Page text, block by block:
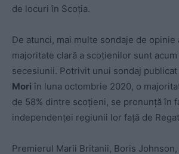
de locuri în Scoția.
De atunci, mai multe sondaje de opinie
majoritate clară a scoțienilor sunt
secesiunii. Potrivit unui sondaj
Mori în luna octombrie 2020, o
de 58% dintre scoțieni, se pronunță în
independenței regiunii lor față de
Premierul Marii Britanii, Boris